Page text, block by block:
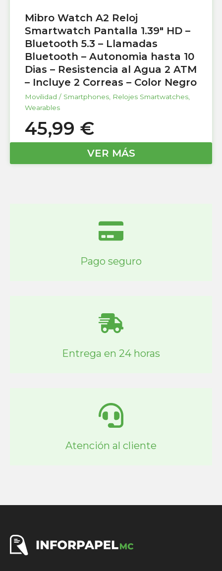
Mibro Watch A2 Reloj
Smartwatch Pantalla 1.39″ HD –
Bluetooth 5.3 – Llamadas
Bluetooth – Autonomia hasta 10
Dias – Resistencia al Agua 2 ATM
– Incluye 2 Correas – Color Negro
Movilidad / Smartphones Relojes Smartwatches
Wearables
45,99 €
VER MÁS
Pago seguro
Entrega en 24 horas
Atención al cliente